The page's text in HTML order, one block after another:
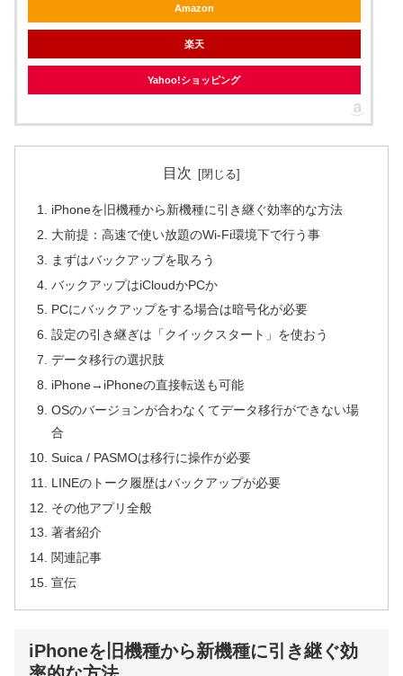
Amazon
楽天
Yahoo!ショッピング
目次
iPhoneを旧機種から新機種に引き継ぐ効率的な方法
大前提：高速で使い放題のWi-Fi環境下で行う事
まずはバックアップを取ろう
バックアップはiCloudかPCか
PCにバックアップをする場合は暗号化が必要
設定の引き継ぎは「クイックスタート」を使おう
データ移行の選択肢
iPhone→iPhoneの直接転送も可能
OSのバージョンが合わなくてデータ移行ができない場
合
Suica / PASMOは移行に操作が必要
LINEのトーク履歴はバックアップが必要
その他アプリ全般
著者紹介
関連記事
宣伝
iPhoneを旧機種から新機種に引き継ぐ効